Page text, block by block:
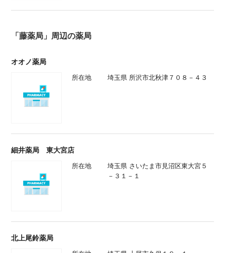
「藤薬局」周辺の薬局
オオノ薬局
所在地 埼玉県 所沢市北秋津７０８－４３
細井薬局 東大宮店
所在地
埼玉県 さいたま市見沼区東大宮５
－３１－１
北上尾鈴薬局